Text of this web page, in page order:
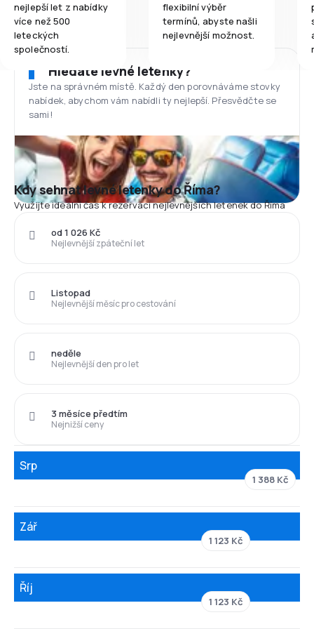
nejlepší let z nabídky
více než 500
leteckých
společností.
flexibilní výběr
termínů, abyste našli
nejlevnější možnost.
Hledáte levné letenky?
Jste na správném místě. Každý den porovnáváme stovky
nabídek, abychom vám nabídli ty nejlepší. Přesvědčte se
sami!
Kdy sehnat levné letenky do Říma?
Využijte ideální čas k rezervaci nejlevnějších letenek do Říma
Nejlevnější zpáteční let
od 1 026 Kč
Nejlevnější měsíc pro cestování
Listopad
Nejlevnější den pro let
neděle
Nejnižší ceny
3 měsíce předtím
Srp
1 388 Kč
Zář
1 123 Kč
Říj
1 123 Kč